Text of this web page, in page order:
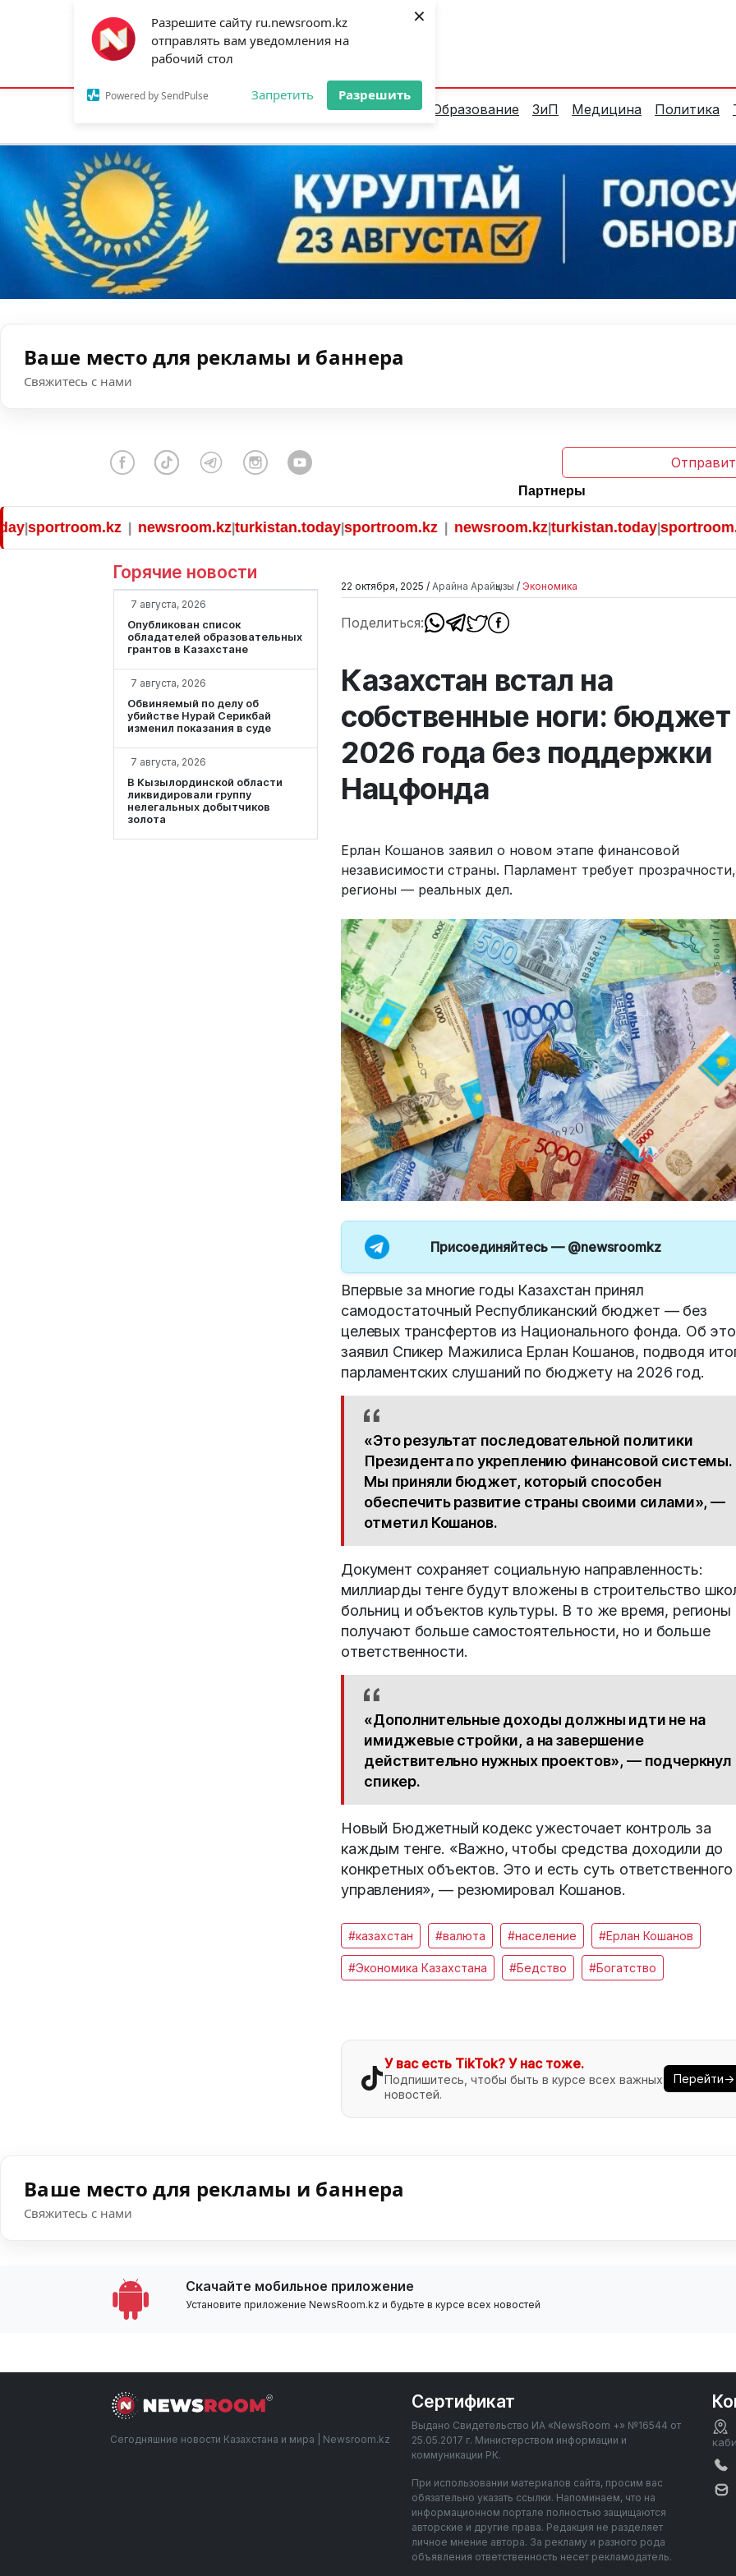
Разрешите сайту ru.newsroom.kz
отправлять вам уведомления на
рабочий стол
Powered by SendPulse Запретить Разрешить
×
Астана:23°C Алматы:31°C Шымкент:
Новости Аналитика Образование ЗиП Медицина Политика
Ваше место для рекламы и баннера
Свяжитесь с нами
Партнеры
|newsroom.kz|turkistan.today|sportroom.kz|newsroom.kz|turkistan.today|sportroom.kz
Горячие новости
7 августа, 2026
Опубликован список
обладателей образовательных
грантов в Казахстане
7 августа, 2026
Обвиняемый по делу об
убийстве Нурай Серикбай
изменил показания в суде
7 августа, 2026
В Кызылординской области
ликвидировали группу
нелегальных добытчиков
золота
22 октября, 2025 / Арайна Арайқызы / Экономика
Поделиться:
Казахстан встал на
собственные ноги: бюджет
2026 года без поддержки
Нацфонда
Ерлан Кошанов заявил о новом этапе финансовой
независимости страны. Парламент требует
регионы — реальных дел.
Присоединяйтесь — @newsroomkz
Впервые за многие годы Казахстан принял
самодостаточный Республиканский бюджет — без
целевых трансфертов из Национального фонда. Об
заявил Спикер Мажилиса Ерлан Кошанов, подводя
парламентских слушаний по бюджету на 2026 год.
«Это результат последовательной политики
Президента по укреплению финансовой системы.
Мы приняли бюджет, который способен
обеспечить развитие страны своими силами», —
отметил Кошанов.
Документ сохраняет социальную направленность:
миллиарды тенге будут вложены в строительство
больниц и объектов культуры. В то же время, регионы
получают больше самостоятельности, но и больше
ответственности.
«Дополнительные доходы должны идти не на
имиджевые стройки, а на завершение
действительно нужных проектов», — подчеркнул
спикер.
Новый Бюджетный кодекс ужесточает контроль за
каждым тенге. «Важно, чтобы средства доходили до
конкретных объектов. Это и есть суть ответственного
управления», — резюмировал Кошанов.
#казахстан #валюта #население #Ерлан Кошанов
#Экономика Казахстана #Бедство #Богатство
У вас есть TikTok? У нас тоже.
Подпишитесь, чтобы быть в курсе всех важных
новостей.
Перейти→
Ваше место для рекламы и баннера
Свяжитесь с нами
Скачайте мобильное приложение
Установите приложение NewsRoom.kz и будьте в курсе всех новостей
Сегодняшние новости Казахстана и мира | Newsroom.kz
Сертификат
Выдано Свидетельство ИА «NewsRoom +» №16544 от
25.05.2017 г. Министерством информации и
коммуникации РК.
При использовании материалов сайта, просим вас
обязательно указать ссылки. Напоминаем, что на
информационном портале полностью защищаются
авторские и другие права. Редакция не разделяет
личное мнение автора. За рекламу и разного рода
объявления ответственность несет рекламодатель.